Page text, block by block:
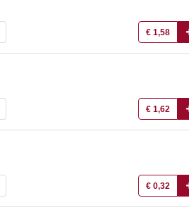
€ 1,58
€ 1,62
€ 0,32